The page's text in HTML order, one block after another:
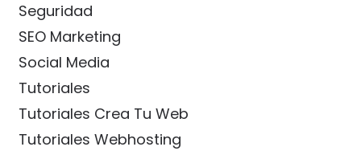
Seguridad
SEO Marketing
Social Media
Tutoriales
Tutoriales Crea Tu Web
Tutoriales Webhosting